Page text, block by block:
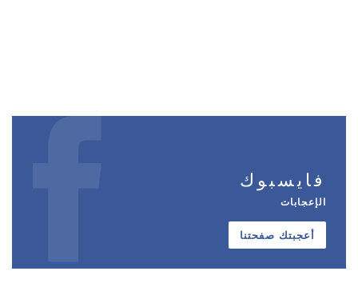
فايسبوك
الإعجابات
أعجبتك صفحتنا